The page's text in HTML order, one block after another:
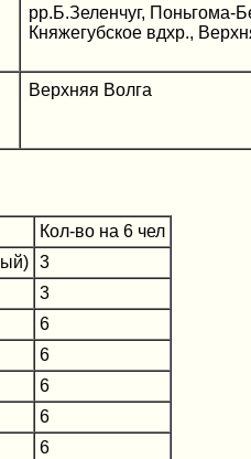
рр.Б.Зеленчуг, Поньгома-
Княжегубское вдхр.,
Верхняя Волга
Кол-во на 6 чел
3
3
6
6
6
6
6